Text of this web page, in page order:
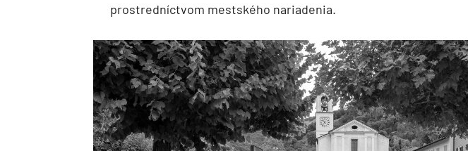
prostredníctvom mestského nariadenia.